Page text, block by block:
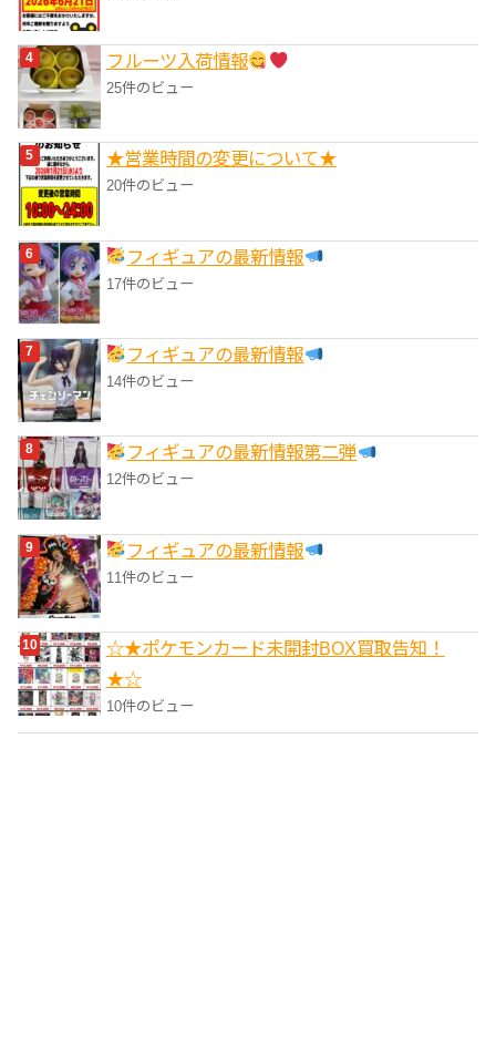
フルーツ入荷情報
25件のビュー
★営業時間の変更について★
20件のビュー
フィギュアの最新情報
17件のビュー
フィギュアの最新情報
14件のビュー
フィギュアの最新情報第二弾
12件のビュー
フィギュアの最新情報
11件のビュー
☆★ポケモンカード未開封BOX買取告知！
★☆
10件のビュー